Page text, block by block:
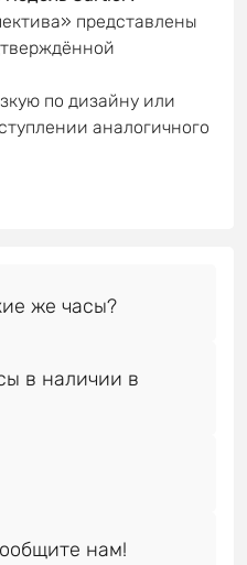
представлены
по дизайну или
аналогичного
в наличии в
нам!